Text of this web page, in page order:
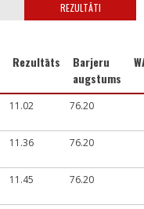
REZULTĀTI
Rezultāts
Barjeru
augstums
11.02 76.20
11.36 76.20
11.45 76.20